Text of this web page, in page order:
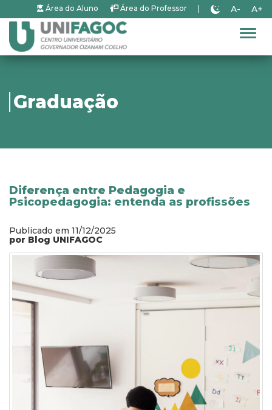
Área do Aluno Área do Professor A- A+
Graduação
Diferença entre Pedagogia e
Psicopedagogia: entenda as profissões
Publicado em 11/12/2025
por Blog UNIFAGOC